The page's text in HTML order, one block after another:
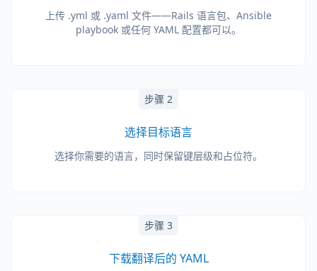
上传 .yml 或 .yaml 文件——Rails 语言包、Ansible
playbook 或任何 YAML 配置都可以。
步骤 2
选择目标语言
选择你需要的语言，同时保留键层级和占位符。
步骤 3
下载翻译后的 YAML